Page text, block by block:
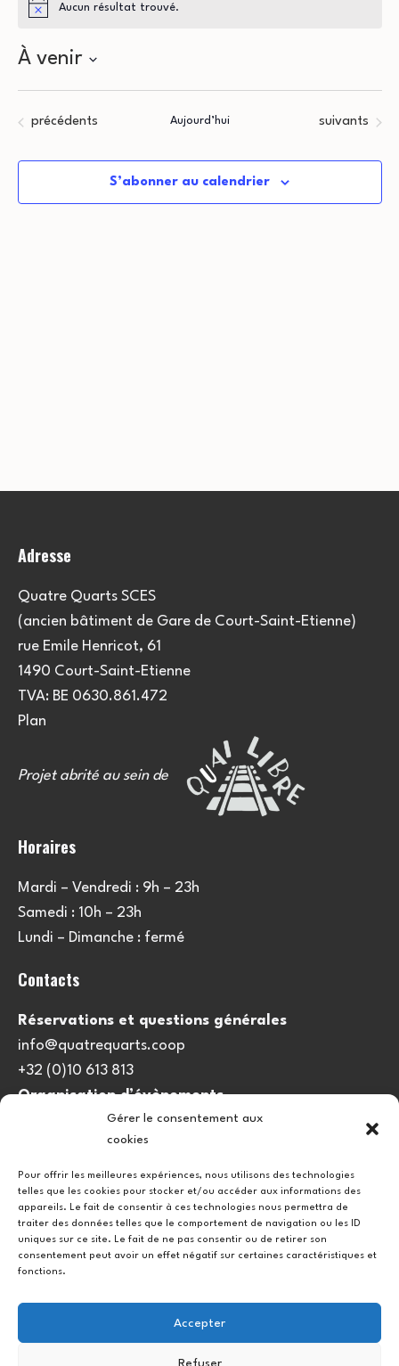
Gérer le consentement aux
cookies
Pour offrir les meilleures expériences, nous utilisons des technologies
telles que les cookies pour stocker et/ou accéder aux informations des
appareils. Le fait de consentir à ces technologies nous permettra de
traiter des données telles que le comportement de navigation ou les ID
uniques sur ce site. Le fait de ne pas consentir ou de retirer son
consentement peut avoir un effet négatif sur certaines caractéristiques et
fonctions.
Accepter
Refuser
Notice
Aucun résultat trouvé.
À venir
Sélectionnez
Évènements
précédents Aujourd’hui Évènements
suivants
S’abonner au calendrier
Adresse
Quatre Quarts SCES
(ancien bâtiment de Gare de Court-Saint-Etienne)
rue Emile Henricot, 61
1490 Court-Saint-Etienne
TVA: BE 0630.861.472
Plan
Projet abrité au sein de
Horaires
Mardi – Vendredi : 9h – 23h
Samedi : 10h – 23h
Lundi – Dimanche : fermé
Contacts
Réservations et questions générales
info@quatrequarts.coop
+32 (0)10 613 813
Organisation d’évènements
viedulieu@quatrequarts.coop
Politique de cookies (UE)